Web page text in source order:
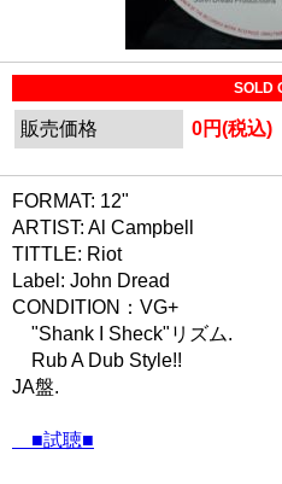
SOLD
販売価格 0円(税込)
FORMAT: 12"
ARTIST: Al Campbell
TITTLE: Riot
Label: John Dread
CONDITION：VG+
"Shank I Sheck"リズム.
Rub A Dub Style!!
JA盤.
■試聴■